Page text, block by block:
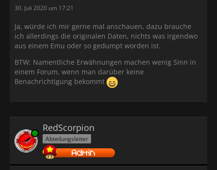
30. Juli 2020 um 17:21
Ja, würde ich mir gerne mal anschauen, dazu brauche
ich allerdings die originalen Daten, nichts was irgendwo
aus einem Emu oder so gedumpt worden ist.
BTW: Namentliche Erwähnungen machen wenig Sinn in
einem Forum, wenn man darüber keine
Benachrichtigung bekommt
Online RedScorpion
Abteilungsleiter